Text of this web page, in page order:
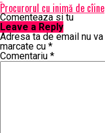
Procurorul cu inimă de cîine
Comenteaza si tu
Leave a Reply
Adresa ta de email nu
marcate cu *
Comentariu *